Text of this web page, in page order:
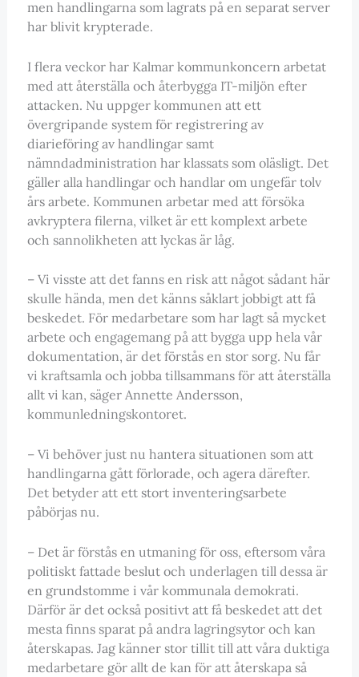
men handlingarna som lagrats på en separat server
har blivit krypterade.
I flera veckor har Kalmar kommunkoncern arbetat
med att återställa och återbygga IT-miljön efter
attacken. Nu uppger kommunen att ett
övergripande system för registrering av
diarieföring av handlingar samt
nämndadministration har klassats som oläsligt. Det
gäller alla handlingar och handlar om ungefär tolv
års arbete. Kommunen arbetar med att försöka
avkryptera filerna, vilket är ett komplext arbete
och sannolikheten att lyckas är låg.
– Vi visste att det fanns en risk att något sådant här
skulle hända, men det känns såklart jobbigt att få
beskedet. För medarbetare som har lagt så mycket
arbete och engagemang på att bygga upp hela vår
dokumentation, är det förstås en stor sorg. Nu får
vi kraftsamla och jobba tillsammans för att återställa
allt vi kan, säger Annette Andersson,
kommunledningskontoret.
– Vi behöver just nu hantera situationen som att
handlingarna gått förlorade, och agera därefter.
Det betyder att ett stort inventeringsarbete
påbörjas nu.
– Det är förstås en utmaning för oss, eftersom våra
politiskt fattade beslut och underlagen till dessa är
en grundstomme i vår kommunala demokrati.
Därför är det också positivt att få beskedet att det
mesta finns sparat på andra lagringsytor och kan
återskapas. Jag känner stor tillit till att våra duktiga
medarbetare gör allt de kan för att återskapa så